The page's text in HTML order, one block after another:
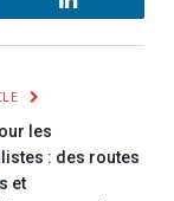
LinkedIn
les
: des routes
et